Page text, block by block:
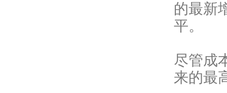
的最新
平。
尽管成
来的最